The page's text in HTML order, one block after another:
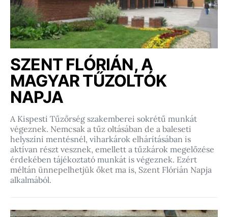
SZENT FLÓRIÁN, A
MAGYAR TŰZOLTÓK
NAPJA
A Kispesti Tűzőrség szakemberei sokrétű munkát
végeznek. Nemcsak a tűz oltásában de a baleseti
helyszíni mentésnél, viharkárok elhárításában is
aktívan részt vesznek, emellett a tűzkárok megelőzése
érdekében tájékoztató munkát is végeznek. Ezért
méltán ünnepelhetjük őket ma is, Szent Flórián Napja
alkalmából.